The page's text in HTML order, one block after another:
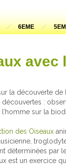
6EME
avec
la découverte
:
sur la
des Oiseaux
déterminées par
est un exercice